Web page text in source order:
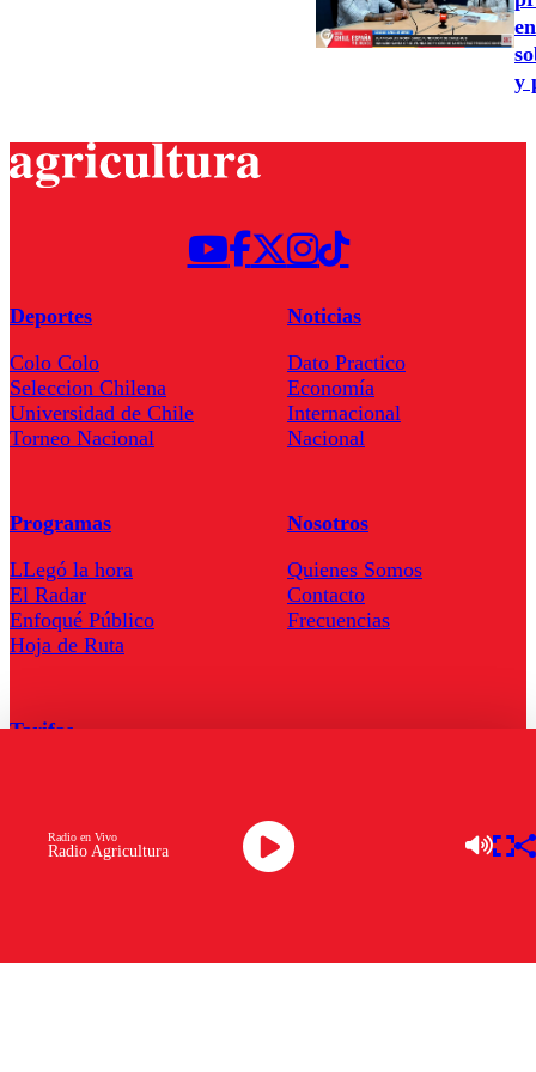
y
Radio Agricultura
Radio en Vivo
Deportes
Colo Colo
Seleccion Chilena
Universidad de Chile
Torneo Nacional
Noticias
Dato Practico
Economía
Internacional
Nacional
Programas
LLegó la hora
El Radar
Enfoqué Público
Hoja de Ruta
Nosotros
Quienes Somos
Contacto
Frecuencias
Tarifas
Descarga la APP